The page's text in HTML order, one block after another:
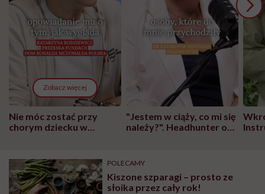
Zobacz więcej
Nie móc zostać przy
chorym dziecku w
może chyba tylko
głupota i brak
wyobraźni"
"Jestem w ciąży, co mi się
należy?". Headhunter o
pracy
POLECAMY
Kiszone szparagi – prosto ze
słoika przez cały rok!